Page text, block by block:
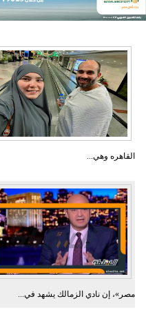
القاهره وهي...
مصر»، إن نادي الزمالك يشهد في...